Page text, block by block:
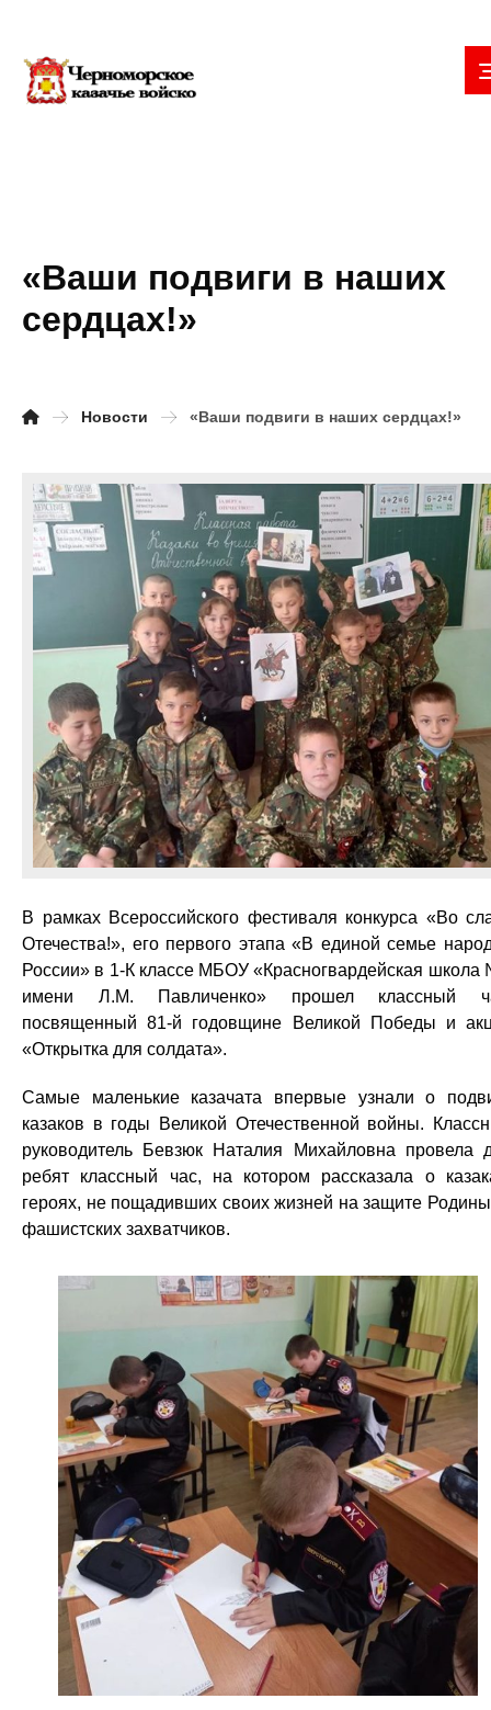
«Ваши подвиги в наших
сердцах!»
Новости «Ваши подвиги в наших сердцах!»
В рамках Всероссийского фестиваля конкурса «Во
Отечества!», его первого этапа «В единой семье
России» в 1-К классе МБОУ «Красногвардейская
имени Л.М. Павличенко» прошел классный
посвященный 81-й годовщине Великой Победы и
«Открытка для солдата».
Самые маленькие казачата впервые узнали о
казаков в годы Великой Отечественной войны.
руководитель Бевзюк Наталия Михайловна провела
ребят классный час, на котором рассказала о
героях, не пощадивших своих жизней на защите
фашистских захватчиков.